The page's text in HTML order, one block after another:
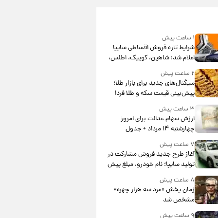
۱ ساعت پیش
شرایط تازه فروش اقساطی سایپا
اعلام شد؛ شاهین، کوییک، اطلس،
جدول۲ ساعت پیش
سیگنال‌های جدید برای بازار طلا؛
پیش‌بینی قیمت سکه و طلا فردا
۳ ساعت پیش
ارزش سهام عدالت برای امروز
چهارشنبه ۱۴ مرداد + جدول
۷ ساعت پیش
آغاز طرح جدید فروش مشارکت در
تولید سایپا؛ نام خودرو، مبلغ پیش
مشارکت چند درصد است؟
۸ ساعت پیش
زمان پخش «مرد سه هزار چهره»
مشخص شد
۹ ساعت پیش